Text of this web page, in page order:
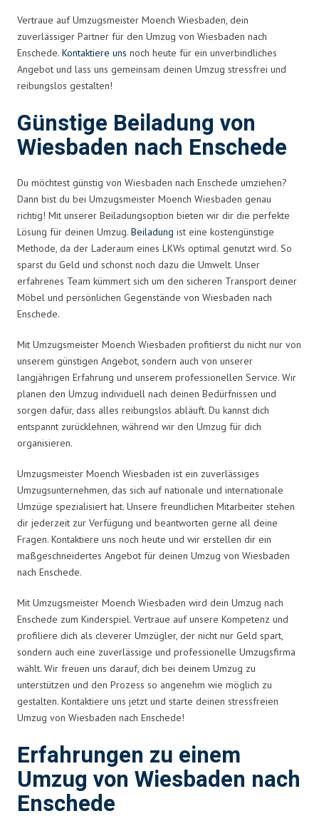
Vertraue auf Umzugsmeister Moench Wiesbaden, dein
zuverlässiger Partner für den Umzug von Wiesbaden nach
Enschede. Kontaktiere uns noch heute für ein unverbindliches
Angebot und lass uns gemeinsam deinen Umzug stressfrei und
reibungslos gestalten!
Günstige Beiladung von
Wiesbaden nach Enschede
Du möchtest günstig von Wiesbaden nach Enschede umziehen?
Dann bist du bei Umzugsmeister Moench Wiesbaden genau
richtig! Mit unserer Beiladungsoption bieten wir dir die perfekte
Lösung für deinen Umzug. Beiladung ist eine kostengünstige
Methode, da der Laderaum eines LKWs optimal genutzt wird. So
sparst du Geld und schonst noch dazu die Umwelt. Unser
erfahrenes Team kümmert sich um den sicheren Transport deiner
Möbel und persönlichen Gegenstände von Wiesbaden nach
Enschede.
Mit Umzugsmeister Moench Wiesbaden profitierst du nicht nur von
unserem günstigen Angebot, sondern auch von unserer
langjährigen Erfahrung und unserem professionellen Service. Wir
planen den Umzug individuell nach deinen Bedürfnissen und
sorgen dafür, dass alles reibungslos abläuft. Du kannst dich
entspannt zurücklehnen, während wir den Umzug für dich
organisieren.
Umzugsmeister Moench Wiesbaden ist ein zuverlässiges
Umzugsunternehmen, das sich auf nationale und internationale
Umzüge spezialisiert hat. Unsere freundlichen Mitarbeiter stehen
dir jederzeit zur Verfügung und beantworten gerne all deine
Fragen. Kontaktiere uns noch heute und wir erstellen dir ein
maßgeschneidertes Angebot für deinen Umzug von Wiesbaden
nach Enschede.
Mit Umzugsmeister Moench Wiesbaden wird dein Umzug nach
Enschede zum Kinderspiel. Vertraue auf unsere Kompetenz und
profiliere dich als cleverer Umzügler, der nicht nur Geld spart,
sondern auch eine zuverlässige und professionelle Umzugsfirma
wählt. Wir freuen uns darauf, dich bei deinem Umzug zu
unterstützen und den Prozess so angenehm wie möglich zu
gestalten. Kontaktiere uns jetzt und starte deinen stressfreien
Umzug von Wiesbaden nach Enschede!
Erfahrungen zu einem
Umzug von Wiesbaden nach
Enschede